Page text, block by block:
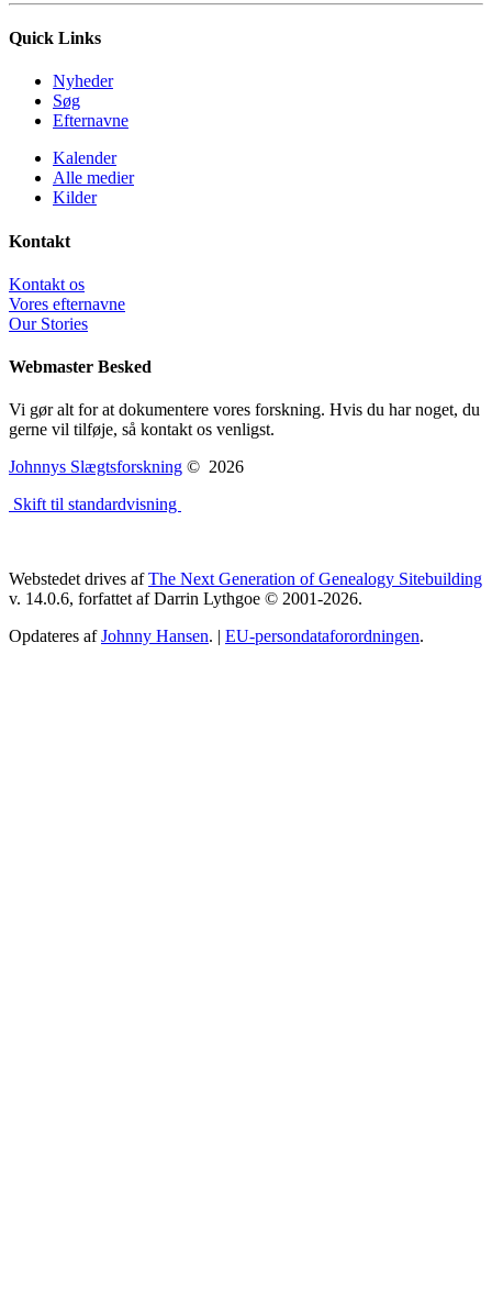
Quick Links
Nyheder
Søg
Efternavne
Kalender
Alle medier
Kilder
Kontakt
Kontakt os
Vores efternavne
Our Stories
Webmaster Besked
Vi gør alt for at dokumentere vores forskning. Hvis du har noget, du
gerne vil tilføje, så kontakt os venligst.
Johnnys Slægtsforskning © 2026
Skift til standardvisning
Webstedet drives afThe Next Generation of Genealogy Sitebuilding
v. 14.0.6, forfattet af Darrin Lythgoe © 2001-2026.
Opdateres afJohnny Hansen. | EU-persondataforordningen.